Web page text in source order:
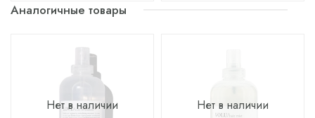
Аналогичные товары
Нет в наличии Нет в наличии